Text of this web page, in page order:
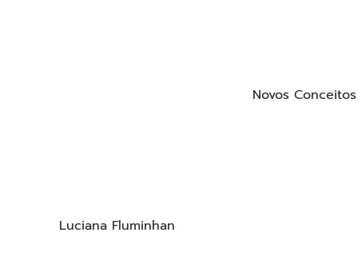
Luciana Fluminhan
Novos